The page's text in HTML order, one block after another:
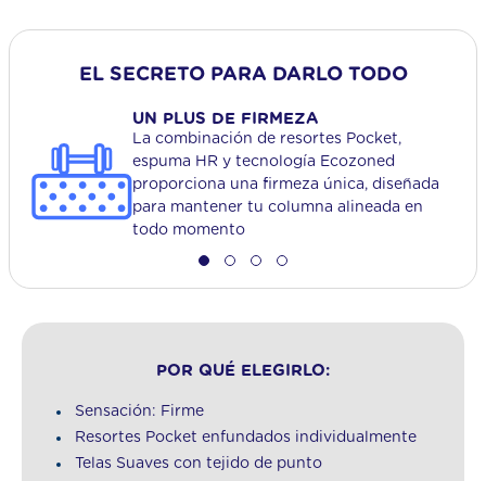
EL SECRETO PARA DARLO TODO
UN PLUS DE FIRMEZA
La combinación de resortes Pocket,
espuma HR y tecnología Ecozoned
proporciona una firmeza única, diseñada
para mantener tu columna alineada en
todo momento
POR QUÉ ELEGIRLO:
Sensación: Firme
Resortes Pocket enfundados individualmente
Telas Suaves con tejido de punto